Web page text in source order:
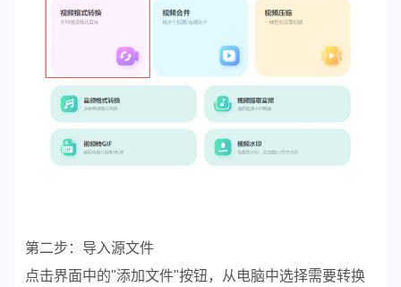
第二步：导入源文件
点击界面中的"添加文件"按钮，从电脑中选择需要转换